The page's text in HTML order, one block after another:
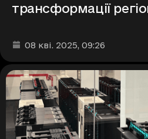
трансформації
Дата та час публікації
08 кві. 2025, 09:26